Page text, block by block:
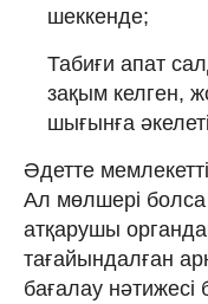
шеккенде;
Табиғи апат
зақым келген,
шығынға
Әдетте
Ал мөлшері болса
атқарушы
тағайындалған
бағалау